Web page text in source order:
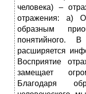
человека) –
отражения: а)
образным
понятийного.
расширяется
Восприятие
замещает
Благодаря